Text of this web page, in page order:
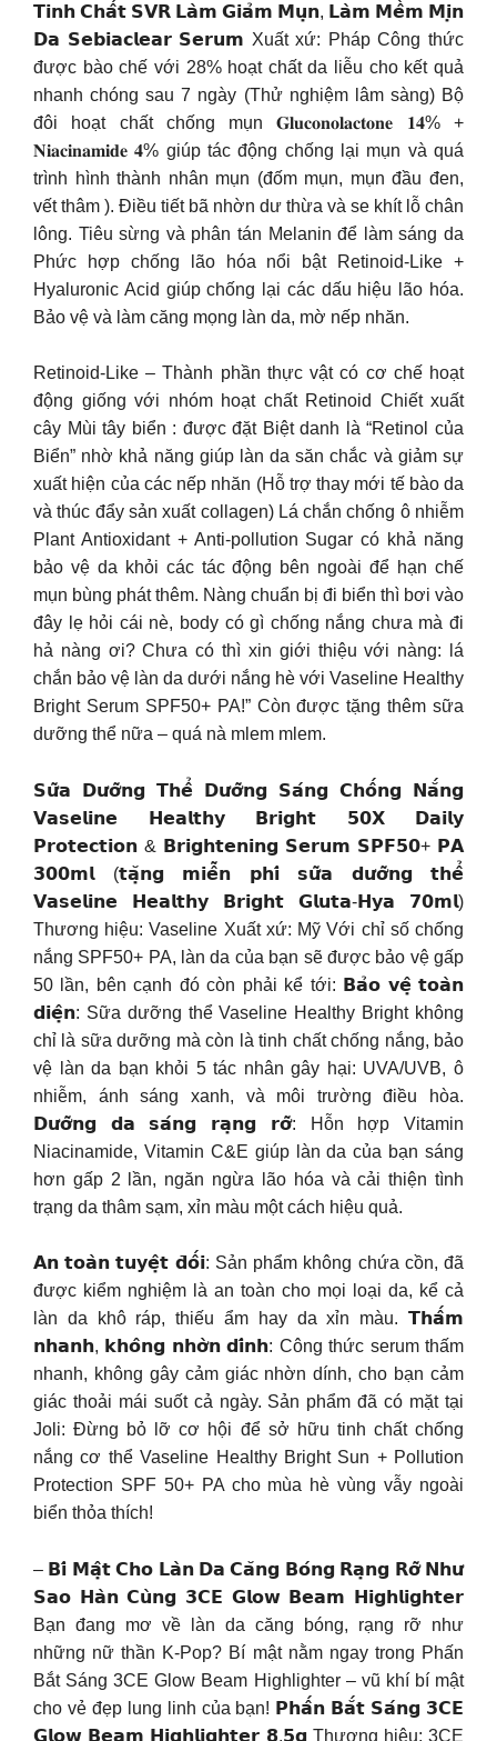
𝗧𝗶𝗻𝗵 𝗖𝗵𝗮̂́𝘁 𝗦𝗩𝗥 𝗟𝗮̀𝗺 𝗚𝗶𝗮̉𝗺 𝗠𝘂̣𝗻, 𝗟𝗮̀𝗺 𝗠𝗲̂̀𝗺 𝗠𝗶̣𝗻
𝗗𝗮 𝗦𝗲𝗯𝗶𝗮𝗰𝗹𝗲𝗮𝗿 𝗦𝗲𝗿𝘂𝗺 Xuất xứ: Pháp Công thức
được bào chế với 28% hoạt chất da liễu cho kết quả
nhanh chóng sau 7 ngày (Thử nghiệm lâm sàng) Bộ
đôi hoạt chất chống mụn 𝐆𝐥𝐮𝐜𝐨𝐧𝐨𝐥𝐚𝐜𝐭𝐨𝐧𝐞 𝟏𝟒% +
𝐍𝐢𝐚𝐜𝐢𝐧𝐚𝐦𝐢𝐝𝐞 𝟒% giúp tác động chống lại mụn và quá
trình hình thành nhân mụn (đốm mụn, mụn đầu đen,
vết thâm ). Điều tiết bã nhờn dư thừa và se khít lỗ chân
lông. Tiêu sừng và phân tán Melanin để làm sáng da
Phức hợp chống lão hóa nổi bật Retinoid-Like +
Hyaluronic Acid giúp chống lại các dấu hiệu lão hóa.
Bảo vệ và làm căng mọng làn da, mờ nếp nhăn.
Retinoid-Like – Thành phần thực vật có cơ chế hoạt
động giống với nhóm hoạt chất Retinoid Chiết xuất
cây Mùi tây biển : được đặt Biệt danh là “Retinol của
Biển” nhờ khả năng giúp làn da săn chắc và giảm sự
xuất hiện của các nếp nhăn (Hỗ trợ thay mới tế bào da
và thúc đẩy sản xuất collagen) Lá chắn chống ô nhiễm
Plant Antioxidant + Anti-pollution Sugar có khả năng
bảo vệ da khỏi các tác động bên ngoài để hạn chế
mụn bùng phát thêm. Nàng chuẩn bị đi biển thì bơi vào
đây lẹ hỏi cái nè, body có gì chống nắng chưa mà đi
hả nàng ơi? Chưa có thì xin giới thiệu với nàng: lá
chắn bảo vệ làn da dưới nắng hè với Vaseline Healthy
Bright Serum SPF50+ PA!” Còn được tặng thêm sữa
dưỡng thể nữa – quá nà mlem mlem.
𝗦𝘂̛̃𝗮 𝗗𝘂̛𝗼̛̃𝗻𝗴 𝗧𝗵𝗲̂̉ 𝗗𝘂̛𝗼̛̃𝗻𝗴 𝗦𝗮́𝗻𝗴 𝗖𝗵𝗼̂́𝗻𝗴 𝗡𝗮̆́𝗻𝗴
𝗩𝗮𝘀𝗲𝗹𝗶𝗻𝗲 𝗛𝗲𝗮𝗹𝘁𝗵𝘆 𝗕𝗿𝗶𝗴𝗵𝘁 𝟱𝟬𝗫 𝗗𝗮𝗶𝗹𝘆
𝗣𝗿𝗼𝘁𝗲𝗰𝘁𝗶𝗼𝗻 & 𝗕𝗿𝗶𝗴𝗵𝘁𝗲𝗻𝗶𝗻𝗴 𝗦𝗲𝗿𝘂𝗺 𝗦𝗣𝗙𝟱𝟬+ 𝗣𝗔
𝟯𝟬𝟬𝗺𝗹 (𝘁𝗮̣̆𝗻𝗴 𝗺𝗶𝗲̂̃𝗻 𝗽𝗵𝗶́ 𝘀𝘂̛̃𝗮 𝗱𝘂̛𝗼̛̃𝗻𝗴 𝘁𝗵𝗲̂̉
𝗩𝗮𝘀𝗲𝗹𝗶𝗻𝗲 𝗛𝗲𝗮𝗹𝘁𝗵𝘆 𝗕𝗿𝗶𝗴𝗵𝘁 𝗚𝗹𝘂𝘁𝗮-𝗛𝘆𝗮 𝟳𝟬𝗺𝗹)
Thương hiệu: Vaseline Xuất xứ: Mỹ Với chỉ số chống
nắng SPF50+ PA, làn da của bạn sẽ được bảo vệ gấp
50 lần, bên cạnh đó còn phải kể tới: 𝗕𝗮̉𝗼 𝘃𝗲̣̂ 𝘁𝗼𝗮̀𝗻
𝗱𝗶𝗲̣̂𝗻: Sữa dưỡng thể Vaseline Healthy Bright không
chỉ là sữa dưỡng mà còn là tinh chất chống nắng, bảo
vệ làn da bạn khỏi 5 tác nhân gây hại: UVA/UVB, ô
nhiễm, ánh sáng xanh, và môi trường điều hòa.
𝗗𝘂̛𝗼̛̃𝗻𝗴 𝗱𝗮 𝘀𝗮́𝗻𝗴 𝗿𝗮̣𝗻𝗴 𝗿𝗼̛̃: Hỗn hợp Vitamin
Niacinamide, Vitamin C&E giúp làn da của bạn sáng
hơn gấp 2 lần, ngăn ngừa lão hóa và cải thiện tình
trạng da thâm sạm, xỉn màu một cách hiệu quả.
𝗔𝗻 𝘁𝗼𝗮̀𝗻 𝘁𝘂𝘆𝗲̣̂𝘁 𝗱̄𝗼̂́𝗶: Sản phẩm không chứa cồn, đã
được kiểm nghiệm là an toàn cho mọi loại da, kể cả
làn da khô ráp, thiếu ẩm hay da xỉn màu. 𝗧𝗵𝗮̂́𝗺
𝗻𝗵𝗮𝗻𝗵, 𝗸𝗵𝗼̂𝗻𝗴 𝗻𝗵𝗼̛̀𝗻 𝗱𝗶́𝗻𝗵: Công thức serum thấm
nhanh, không gây cảm giác nhờn dính, cho bạn cảm
giác thoải mái suốt cả ngày. Sản phẩm đã có mặt tại
Joli: Đừng bỏ lỡ cơ hội để sở hữu tinh chất chống
nắng cơ thể Vaseline Healthy Bright Sun + Pollution
Protection SPF 50+ PA cho mùa hè vùng vẫy ngoài
biển thỏa thích!
– 𝗕𝗶́ 𝗠𝗮̣̂𝘁 𝗖𝗵𝗼 𝗟𝗮̀𝗻 𝗗𝗮 𝗖𝗮̆𝗻𝗴 𝗕𝗼́𝗻𝗴 𝗥𝗮̣𝗻𝗴 𝗥𝗼̛̃ 𝗡𝗵𝘂̛
𝗦𝗮𝗼 𝗛𝗮̀𝗻 𝗖𝘂̀𝗻𝗴 𝟯𝗖𝗘 𝗚𝗹𝗼𝘄 𝗕𝗲𝗮𝗺 𝗛𝗶𝗴𝗵𝗹𝗶𝗴𝗵𝘁𝗲𝗿
Bạn đang mơ về làn da căng bóng, rạng rỡ như
những nữ thần K-Pop? Bí mật nằm ngay trong Phấn
Bắt Sáng 3CE Glow Beam Highlighter – vũ khí bí mật
cho vẻ đẹp lung linh của bạn! 𝗣𝗵𝗮̂́𝗻 𝗕𝗮̆́𝘁 𝗦𝗮́𝗻𝗴 𝟯𝗖𝗘
𝗚𝗹𝗼𝘄 𝗕𝗲𝗮𝗺 𝗛𝗶𝗴𝗵𝗹𝗶𝗴𝗵𝘁𝗲𝗿 𝟴.𝟱𝗴 Thương hiệu: 3CE